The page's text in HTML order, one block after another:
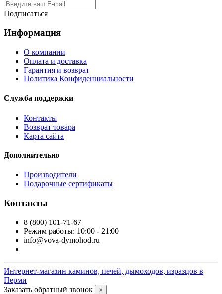
Подписаться
Информация
О компании
Оплата и доставка
Гарантия и возврат
Политика Конфиденциальности
Служба поддержки
Контакты
Возврат товара
Карта сайта
Дополнительно
Производители
Подарочные сертификаты
Контакты
8 (800) 101-71-67
Режим работы: 10:00 - 21:00
info@vova-dymohod.ru
Интернет-магазин каминов, печей, дымоходов, изразцов в
Перми
Заказать обратный звонок
×